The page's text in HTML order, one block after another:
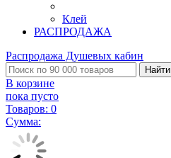
Клей
РАСПРОДАЖА
Распродажа Душевых кабин
Найти
В корзине
пока пусто
Товаров: 0
Сумма: